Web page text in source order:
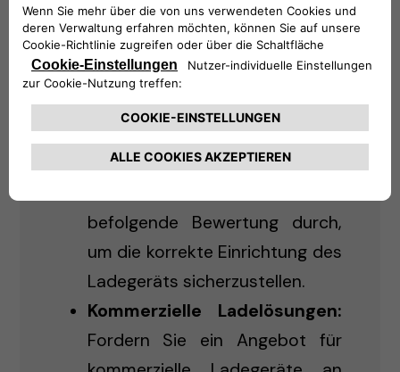
Kaufen und planen Sie die
Installation von Level 2-
Ladegeräten für den
Heimgebrauch.
Online-
Installationsbewertung:
befolgende Bewertung durch,
um die korrekte Einrichtung des
Ladegeräts sicherzustellen.
Kommerzielle Ladelösungen:
Fordern Sie ein Angebot für